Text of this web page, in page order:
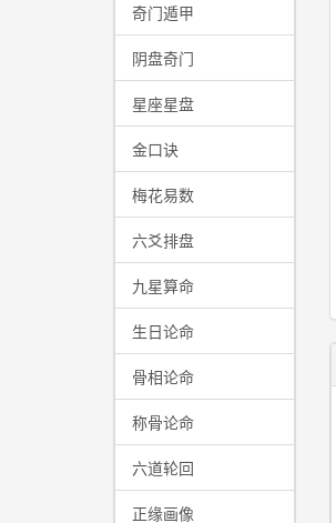
奇门遁甲
阴盘奇门
星座星盘
金口诀
梅花易数
六爻排盘
九星算命
生日论命
骨相论命
称骨论命
六道轮回
正缘画像